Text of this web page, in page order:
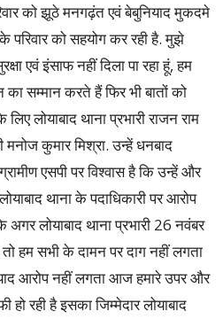
को झूठे मनगढ़ंत एवं बेबुनियाद मुकदमे
को सहयोग कर रही है. मुझे
एवं इंसाफ नहीं दिला पा रहा हूं, हम
का सम्मान करते हैं फिर भी बातों को
लोयाबाद थाना प्रभारी राजन राम
मनोज कुमार मिश्रा. उन्हें धनबाद
एसपी पर विश्वास है कि उन्हें और
थाना के पदाधिकारी पर आरोप
लोयाबाद थाना प्रभारी 26 नवंबर
हम सभी के दामन पर दाग नहीं लगता
आरोप नहीं लगता आज हमारे उपर और
हो रही है इसका जिम्मेदार लोयाबाद